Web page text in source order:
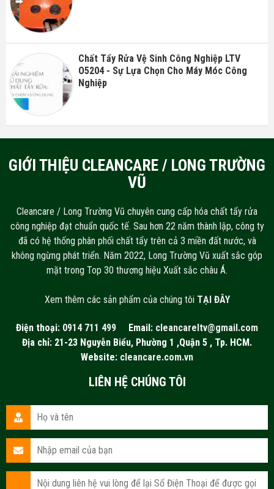
Chất Tẩy Rửa Vệ Sinh Công Nghiệp LTV
O5204 - Sự Lựa Chọn Cho Máy Móc Công
Nghiệp
GIỚI THIỆU CLEANCARE / LONG TRƯỜNG
VŨ
Cleancare / Long Trường Vũ chuyên cung cấp hóa chất tẩy rửa
công nghiệp đạt chuẩn quốc tế. Sau hơn 22 năm thành lập, công ty
đã có hệ thống phân phối chất tẩy trên cả 3 miền đất nước, và
không ngừng phát triển. Năm 2022, Long Trường Vũ xuất sắc góp
mặt trong Top 30 thương hiệu Xuất sắc châu Á.
Xem thêm các sản phẩm của chúng tôi TẠI ĐÂY
Điện thoại: 0914 711 499 Email: cleancareltv@gmail.com
Địa chỉ: 21-23 Nguyễn Biểu, Phường 1 ,Quận 5 , Tp. HCM.
Website: cleancare.com.vn
LIÊN HỆ CHÚNG TÔI